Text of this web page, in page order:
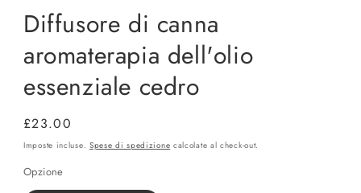
Diffusore di canna
aromaterapia dell'olio
essenziale cedro
Prezzo
di
£23.00
Imposte incluse. Spese di spedizione calcolate al check-out.
Opzione